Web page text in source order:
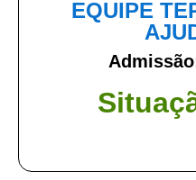
EQUIPE